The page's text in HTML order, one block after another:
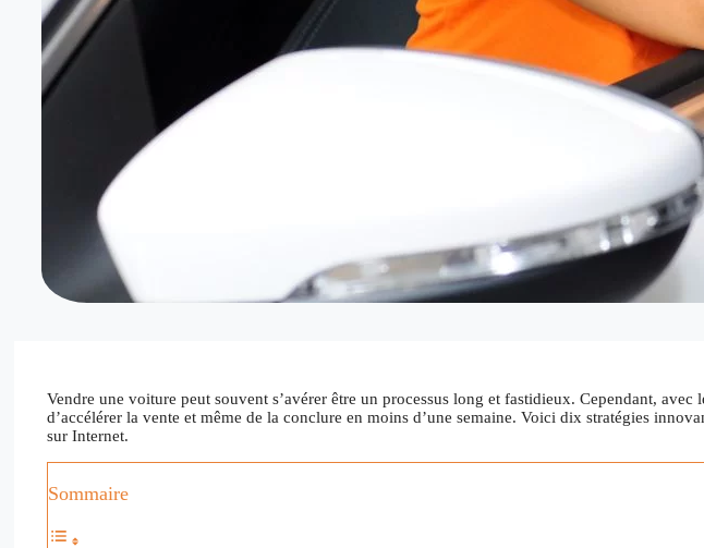
Vendre une voiture peut souvent s’avérer être un processus long et fastidieux. Cependant,
d’accélérer la vente et même de la conclure en moins d’une semaine. Voici dix stratégies
sur Internet.
Sommaire